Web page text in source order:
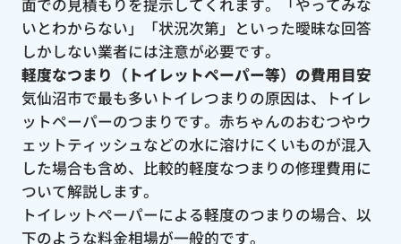
面での見積もりを提示してくれます。「やってみな
いとわからない」「状況次第」といった曖昧な回答
しかしない業者には注意が必要です。
軽度なつまり（トイレットペーパー等）の費用目安
気仙沼市で最も多いトイレつまりの原因は、トイレ
ットペーパーのつまりです。赤ちゃんのおむつやウ
ェットティッシュなどの水に溶けにくいものが混入
した場合も含め、比較的軽度なつまりの修理費用に
ついて解説します。
トイレットペーパーによる軽度のつまりの場合、以
下のような料金相場が一般的です。